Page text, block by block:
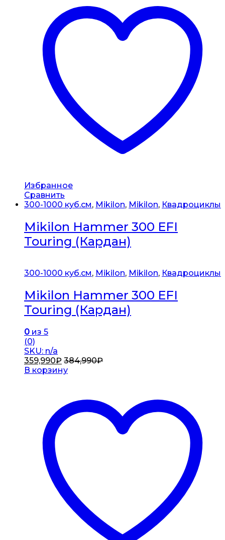
Избранное
Сравнить
300-1000 куб.см, Mikilon, Mikilon, Квадроциклы
Mikilon Hammer 300 EFI
Touring (Кардан)
300-1000 куб.см, Mikilon, Mikilon, Квадроциклы
Mikilon Hammer 300 EFI
Touring (Кардан)
0 из 5
(0)
SKU: n/a
359,990₽ 384,990₽
В корзину